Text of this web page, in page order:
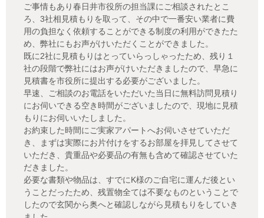
ご事情もあり春日井市役所の担当課にご相談されたとこ
ろ、3社相見積もりを取って、その中で一番安い業者に費
用の負担なく依頼することができる制度の利用ができたた
め、弊社にもお声がけいただくことができました。
既に2社に見積もりはとっていらっしゃったため、残り１
社の段階で弊社にはお声がけいただきましたので、早急に
見積書を市役所に提出する必要がございました。
早速、ご相談のお電話をいただいた当日に無料訪問見積り
にお伺いできる空き時間がございましたので、現地に見積
もりにお伺いいたしました。
お約束した時間にご実家アパートへお伺いさせていただ
き、まずは実際にお片付けをするお部屋を拝見してさせて
いただき、貴重品や必要品の有無も含めて確認させていた
だきました。
必要な書類や物品は、すでにK様のご自宅に運んだ後とい
うことだったため、残置物全ては不要なものということで
したので玄関から奥へと確認しながら見積もりをしていき